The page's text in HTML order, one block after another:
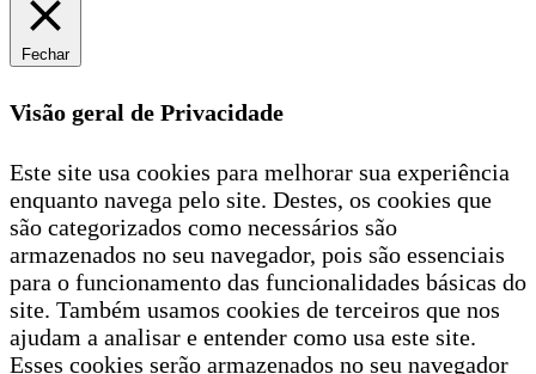
Fechar
Visão geral de Privacidade
Este site usa cookies para melhorar sua experiência
enquanto navega pelo site. Destes, os cookies que
são categorizados como necessários são
armazenados no seu navegador, pois são essenciais
para o funcionamento das funcionalidades básicas do
site. Também usamos cookies de terceiros que nos
ajudam a analisar e entender como usa este site.
Esses cookies serão armazenados no seu navegador